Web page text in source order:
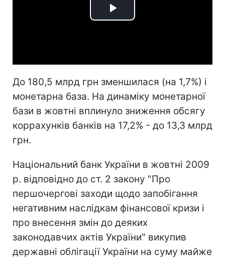
Play
До 180,5 млрд грн зменшилася (на 1,7%) і
монетарна база. На динаміку монетарної
бази в жовтні вплинуло зниження обсягу
коррахунків банків на 17,2% - до 13,3 млрд
грн.
Національний банк України в жовтні 2009
р. відповідно до ст. 2 закону "Про
першочергові заходи щодо запобігання
негативним наслідкам фінансової кризи і
про внесення змін до деяких
законодавчих актів України" викупив
державні облігації України на суму майже